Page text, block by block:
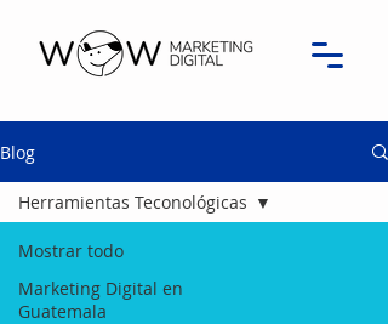
Blog
Mostrar todo
Marketing Digital en
Guatemala
Herramientas Teconológicas